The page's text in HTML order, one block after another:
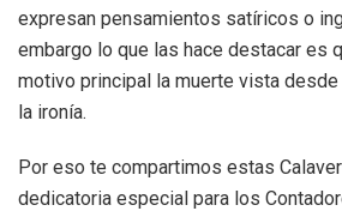
expresan pensamientos satíricos o
embargo lo que las hace destacar es
motivo principal la muerte vista
la ironía.
Por eso te compartimos estas
dedicatoria especial para los